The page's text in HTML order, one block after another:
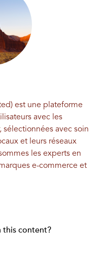
est une plateforme
avec les
avec soin
et leurs réseaux
les experts en
e-commerce et